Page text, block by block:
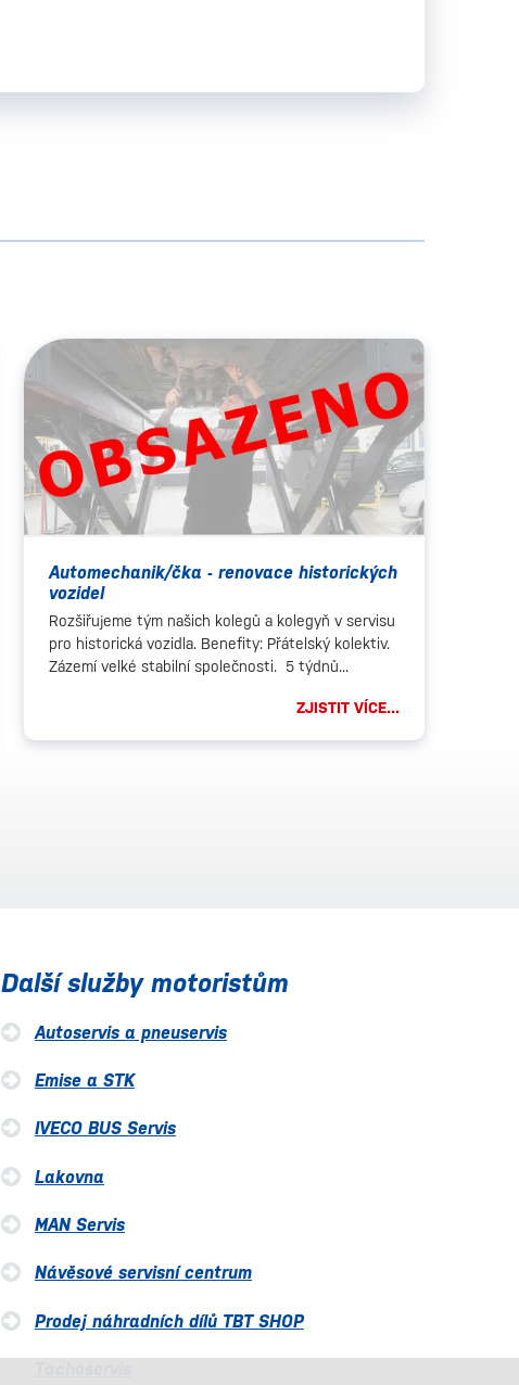
Automechanik/čka - renovace historických
vozidel
Rozšiřujeme tým našich kolegů a kolegyň v servisu
pro historická vozidla. Benefity: Přátelský kolektiv.
Zázemí velké stabilní společnosti. 5 týdnů...
ZJISTIT VÍCE...
Další služby motoristům
Autoservis a pneuservis
Emise a STK
IVECO BUS Servis
Lakovna
MAN Servis
Návěsové servisní centrum
Prodej náhradních dílů TBT SHOP